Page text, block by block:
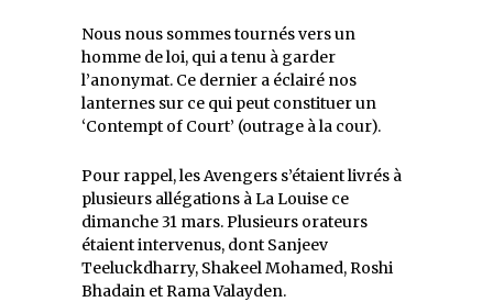
Nous nous sommes tournés vers un
homme de loi, qui a tenu à garder
l’anonymat. Ce dernier a éclairé nos
lanternes sur ce qui peut constituer un
‘Contempt of Court’ (outrage à la cour).
Pour rappel, les Avengers s’étaient livrés à
plusieurs allégations à La Louise ce
dimanche 31 mars. Plusieurs orateurs
étaient intervenus, dont Sanjeev
Teeluckdharry, Shakeel Mohamed, Roshi
Bhadain et Rama Valayden.